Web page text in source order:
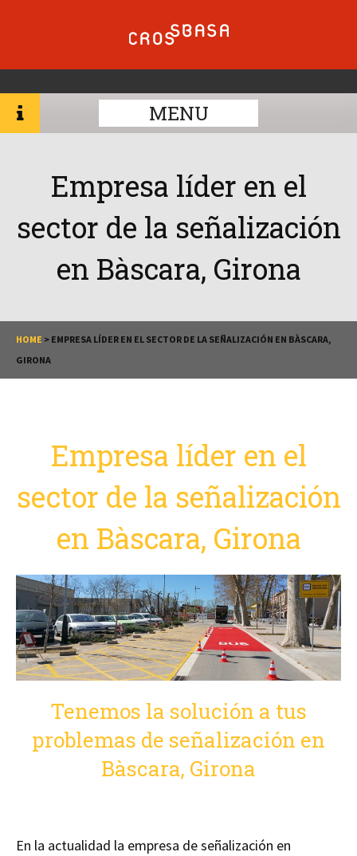
MENU
Empresa líder en el
sector de la señalización
en Bàscara, Girona
HOME > EMPRESA LÍDER EN EL SECTOR DE LA SEÑALIZACIÓN EN BÀSCARA,
GIRONA
Empresa líder en el
sector de la señalización
en Bàscara, Girona
Tenemos la solución a tus
problemas de señalización en
Bàscara, Girona
En la actualidad la empresa de señalización en